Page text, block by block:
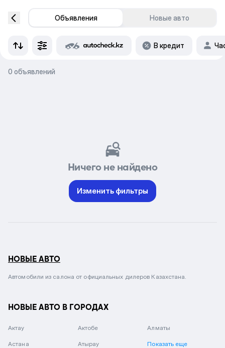
Объявления Новые авто
В кредит
0 объявлений
Ничего не найдено
Изменить фильтры
НОВЫЕ АВТО
Автомобили из салона от официальных дилеров Казахстана.
НОВЫЕ АВТО В ГОРОДАХ
Актау Актобе Алматы
Астана Атырау Показать еще